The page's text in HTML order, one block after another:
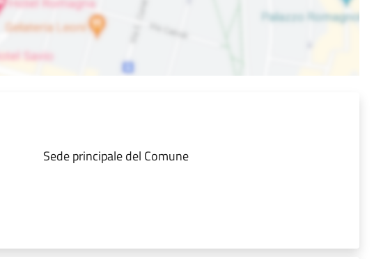
Sede principale del Comune